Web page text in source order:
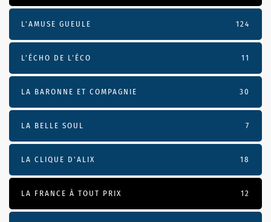
L'AMUSE GUEULE 124
L’ÉCHO DE L’ÉCO 11
LA BARONNE ET COMPAGNIE 30
LA BELLE SOUL 7
LA CLIQUE D'ALIX 18
LA FRANCE À TOUT PRIX 12